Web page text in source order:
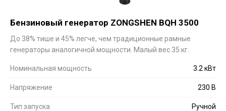
Бензиновый генератор ZONGSHEN BQH 3500
До 38% тише и 45% легче, чем традиционные рамные
генераторы аналогичной мощности. Малый вес 35 кг.
Номинальная мощность 3.2 кВт
Напряжение 230 В
Тип запуска Ручной